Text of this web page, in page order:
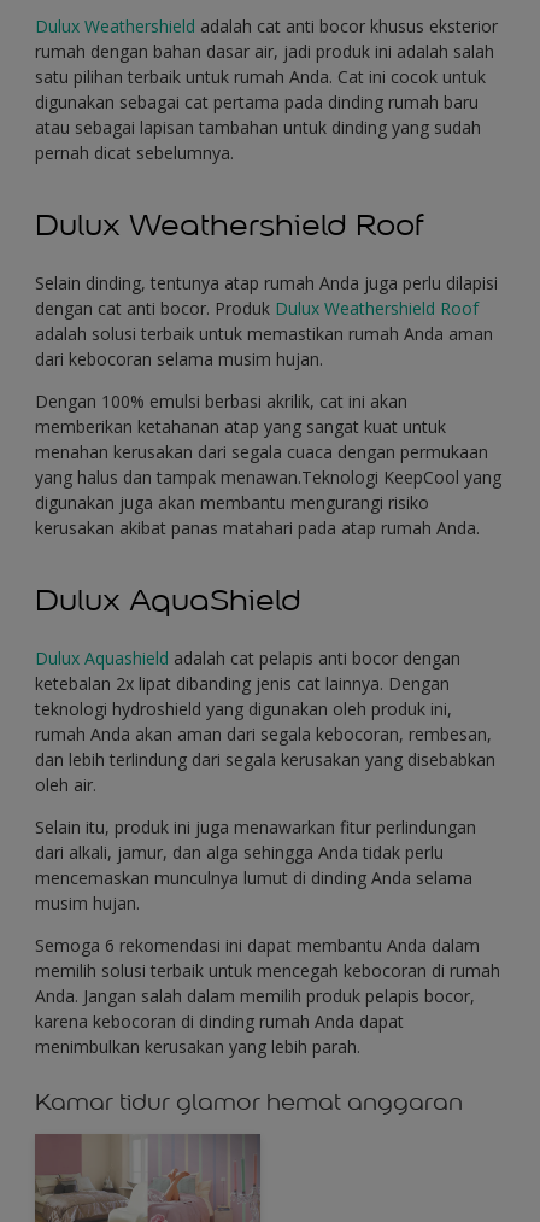
Dulux Weathershield adalah cat anti bocor khusus eksterior
rumah dengan bahan dasar air, jadi produk ini adalah salah
satu pilihan terbaik untuk rumah Anda. Cat ini cocok untuk
digunakan sebagai cat pertama pada dinding rumah baru
atau sebagai lapisan tambahan untuk dinding yang sudah
pernah dicat sebelumnya.
Dulux Weathershield Roof
Selain dinding, tentunya atap rumah Anda juga perlu dilapisi
dengan cat anti bocor. Produk Dulux Weathershield Roof
adalah solusi terbaik untuk memastikan rumah Anda aman
dari kebocoran selama musim hujan.
Dengan 100% emulsi berbasi akrilik, cat ini akan
memberikan ketahanan atap yang sangat kuat untuk
menahan kerusakan dari segala cuaca dengan permukaan
yang halus dan tampak menawan.Teknologi KeepCool yang
digunakan juga akan membantu mengurangi risiko
kerusakan akibat panas matahari pada atap rumah Anda.
Dulux AquaShield
Dulux Aquashield adalah cat pelapis anti bocor dengan
ketebalan 2x lipat dibanding jenis cat lainnya. Dengan
teknologi hydroshield yang digunakan oleh produk ini,
rumah Anda akan aman dari segala kebocoran, rembesan,
dan lebih terlindung dari segala kerusakan yang disebabkan
oleh air.
Selain itu, produk ini juga menawarkan fitur perlindungan
dari alkali, jamur, dan alga sehingga Anda tidak perlu
mencemaskan munculnya lumut di dinding Anda selama
musim hujan.
Semoga 6 rekomendasi ini dapat membantu Anda dalam
memilih solusi terbaik untuk mencegah kebocoran di rumah
Anda. Jangan salah dalam memilih produk pelapis bocor,
karena kebocoran di dinding rumah Anda dapat
menimbulkan kerusakan yang lebih parah.
Kamar tidur glamor hemat anggaran